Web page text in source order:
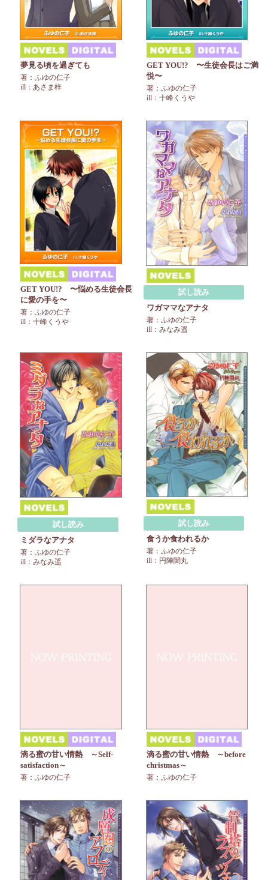
夢見る頃を過ぎても
著：ふゆの仁子
ill：あさま梓
GET YOU!? 〜生徒会長はご満
悦〜
著：ふゆの仁子
ill：十峰くうや
GET YOU!? 〜悩める生徒会長
に愛の手を〜
著：ふゆの仁子
ill：十峰くうや
試し読み
ワガママなアナタ
著：ふゆの仁子
ill：みなみ遥
試し読み
ミダラなアナタ
著：ふゆの仁子
ill：みなみ遥
試し読み
食うか食われるか
著：ふゆの仁子
ill：円陣闇丸
滴る蜜の甘い情熱 ～Self-
satisfaction～
著：ふゆの仁子
滴る蜜の甘い情熱 ～before
christmas～
著：ふゆの仁子